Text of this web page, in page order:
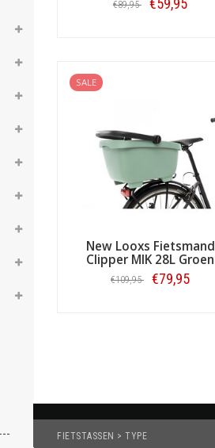
€89,95 €59,95
SALE
New Looxs Fietsmand
Clipper MIK 28L Groen
€109,95 €79,95
FIETSTASSEN > TYPE